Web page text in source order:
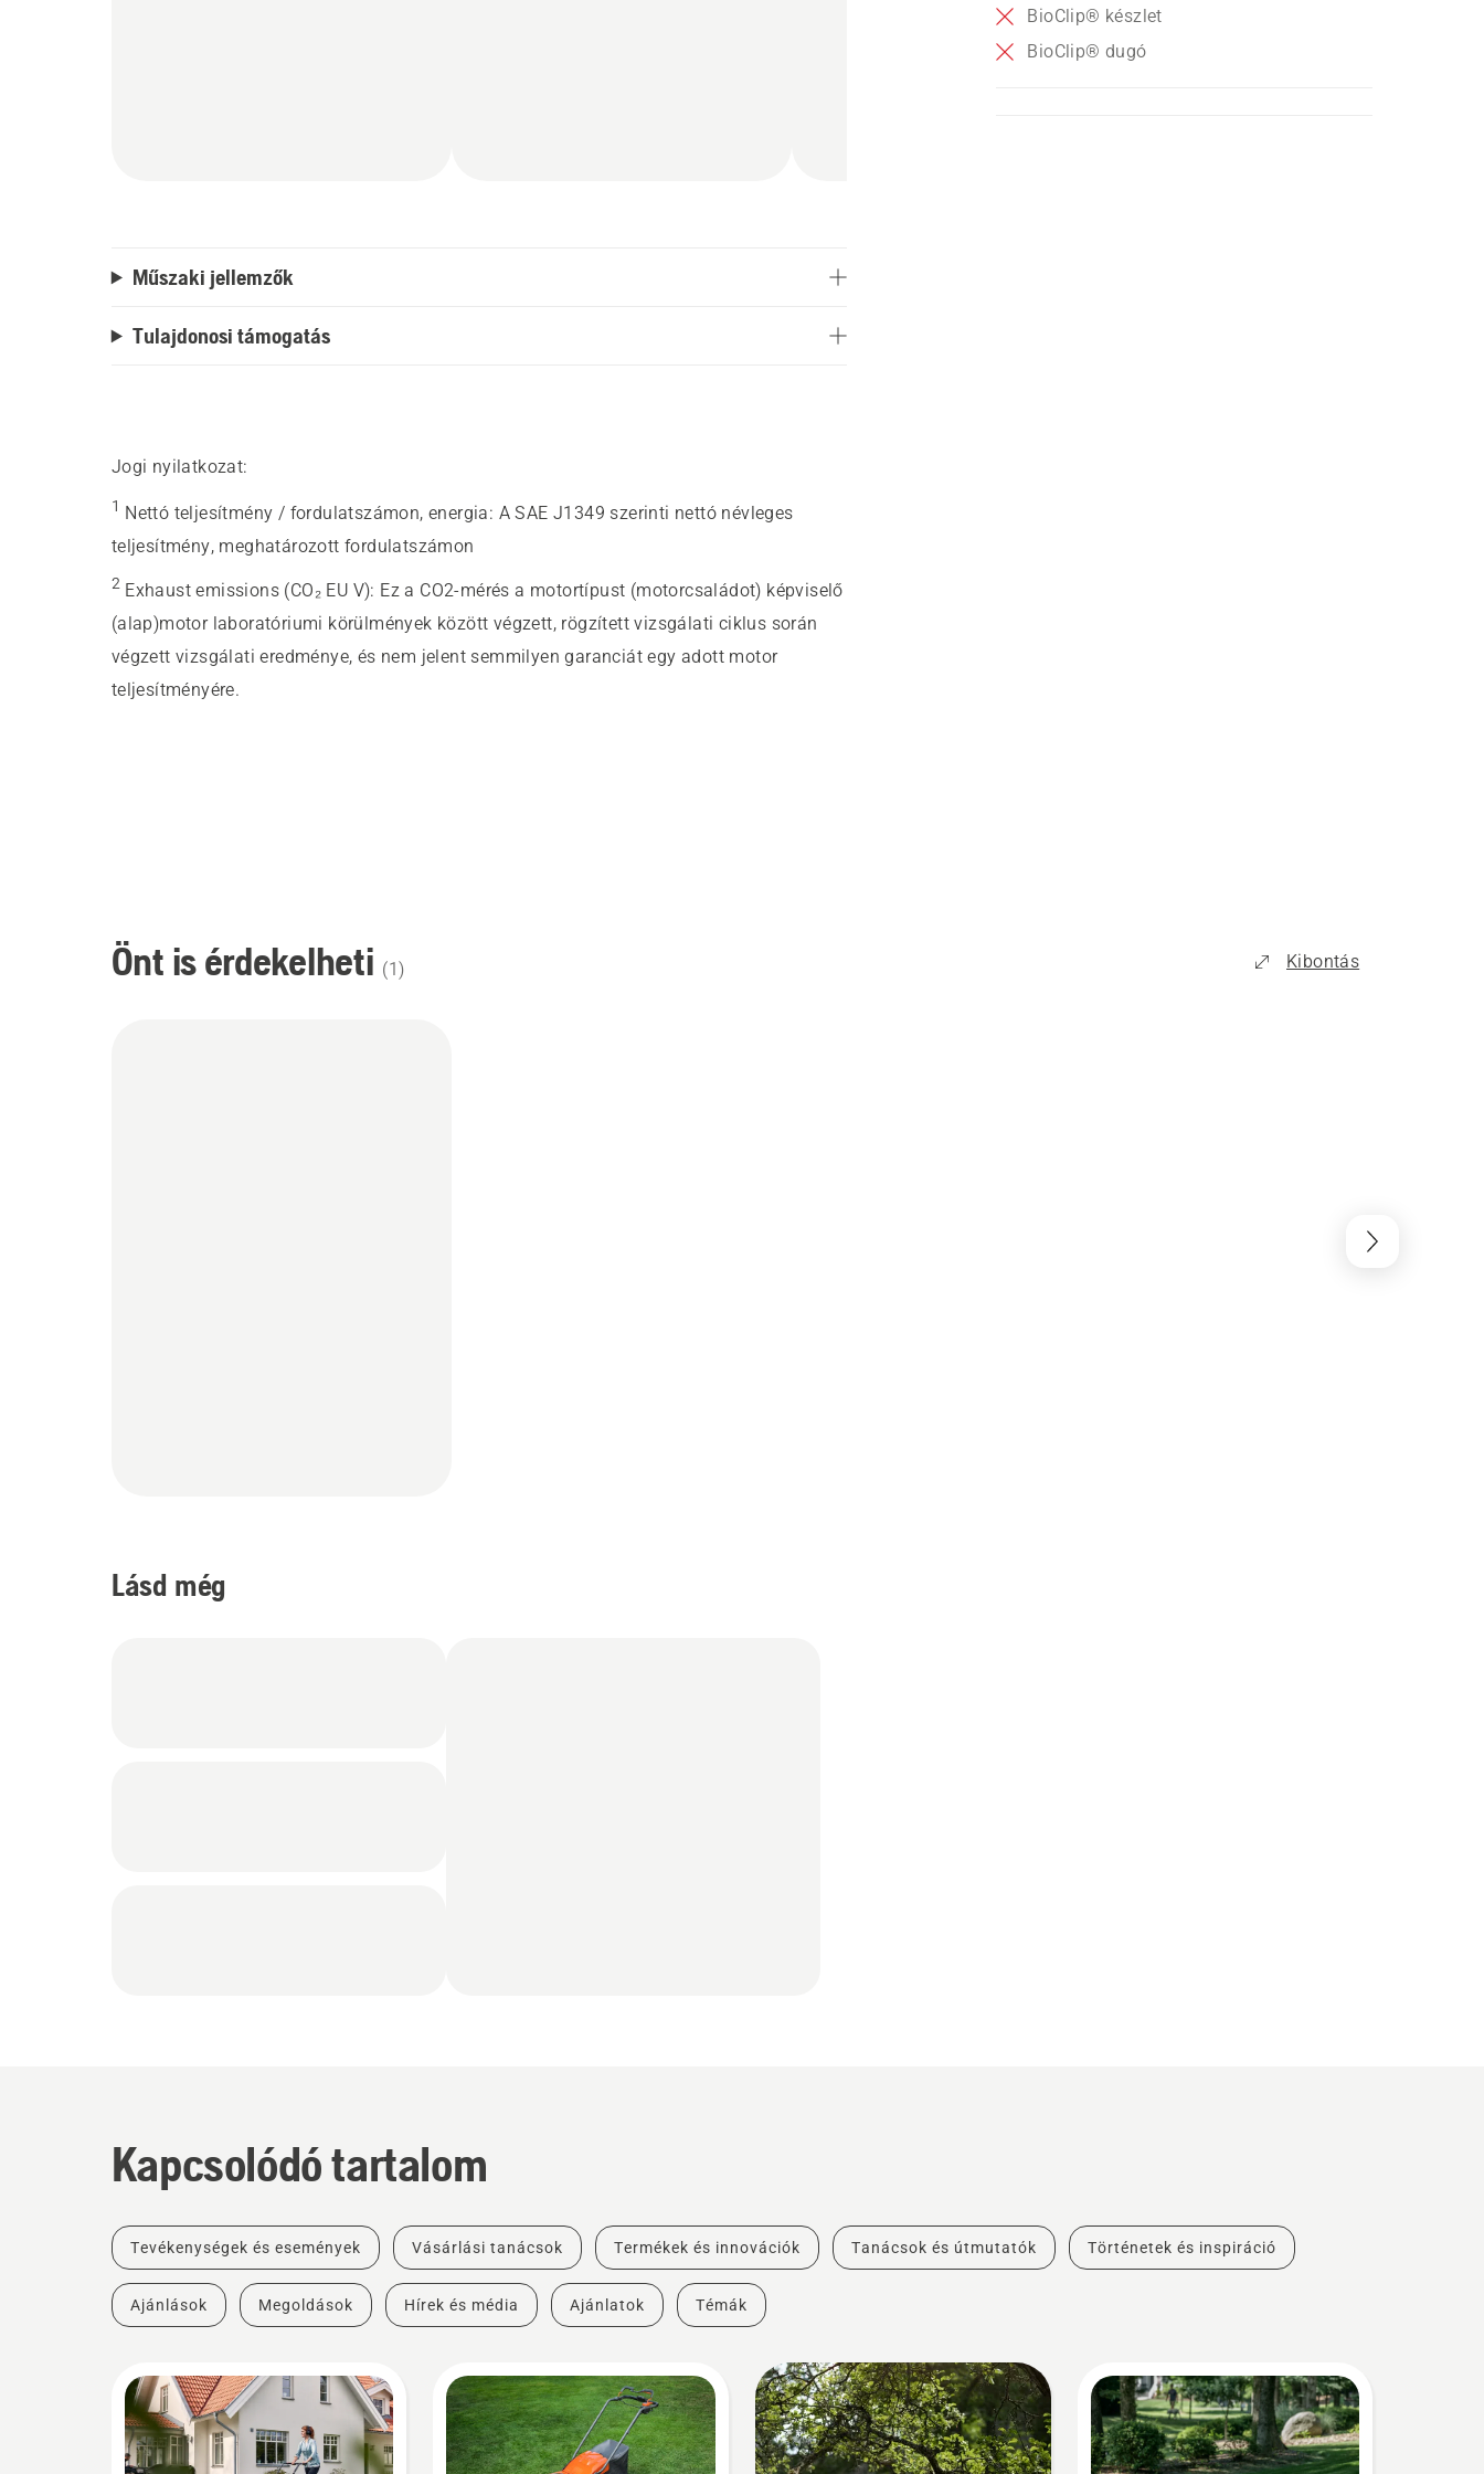
BioClip® készlet
BioClip® dugó
Műszaki jellemzők
Tulajdonosi támogatás
Jogi nyilatkozat:
1 Nettó teljesítmény / fordulatszámon, energia: A SAE J1349 szerinti nettó névleges
teljesítmény, meghatározott fordulatszámon
2 Exhaust emissions (CO₂ EU V): Ez a CO2-mérés a motortípust (motorcsaládot) képviselő
(alap)motor laboratóriumi körülmények között végzett, rögzített vizsgálati ciklus során
végzett vizsgálati eredménye, és nem jelent semmilyen garanciát egy adott motor
teljesítményére.
Önt is érdekelheti (1 ) Kibontás
Lásd még
Kapcsolódó tartalom
Tevékenységek és események Vásárlási tanácsok Termékek és innovációk Tanácsok és útmutatók Történetek és inspiráció
Ajánlások Megoldások Hírek és média Ajánlatok Témák